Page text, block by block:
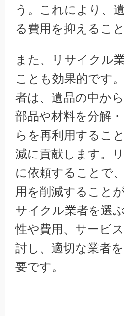
う。これにより、
る費用を抑えるこ
また、リサイクル
ことも効果的です
者は、遺品の中か
部品や材料を分解
らを再利用するこ
減に貢献します。
に依頼することで
用を削減すること
サイクル業者を選
性や費用、サービ
討し、適切な業者
要です。